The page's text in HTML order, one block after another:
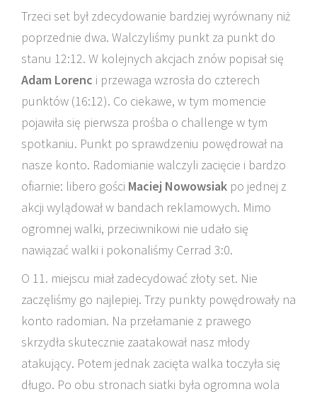
Trzeci set był zdecydowanie bardziej wyrównany niż
poprzednie dwa. Walczyliśmy punkt za punkt do
stanu 12:12. W kolejnych akcjach znów popisał się
Adam Lorenc i przewaga wzrosła do czterech
punktów (16:12). Co ciekawe, w tym momencie
pojawiła się pierwsza prośba o challenge w tym
spotkaniu. Punkt po sprawdzeniu powędrował na
nasze konto. Radomianie walczyli zacięcie i bardzo
ofiarnie: libero gości Maciej Nowowsiak po jednej z
akcji wylądował w bandach reklamowych. Mimo
ogromnej walki, przeciwnikowi nie udało się
nawiązać walki i pokonaliśmy Cerrad 3:0.
O 11. miejscu miał zadecydować złoty set. Nie
zaczęliśmy go najlepiej. Trzy punkty powędrowały na
konto radomian. Na przełamanie z prawego
skrzydła skutecznie zaatakował nasz młody
atakujący. Potem jednak zacięta walka toczyła się
długo. Po obu stronach siatki była ogromna wola